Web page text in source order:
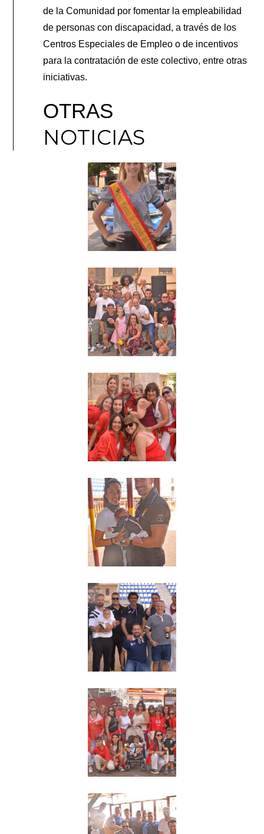
de la Comunidad por fomentar la empleabilidad
de personas con discapacidad, a través de los
Centros Especiales de Empleo o de incentivos
para la contratación de este colectivo, entre otras
iniciativas.
OTRAS
NOTICIAS